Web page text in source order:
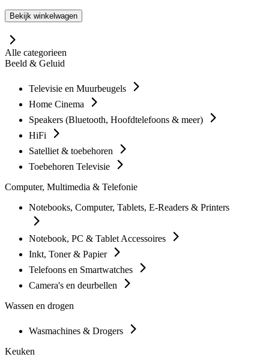
Bekijk winkelwagen
Alle categorieen
Beeld & Geluid
Televisie en Muurbeugels
Home Cinema
Speakers (Bluetooth, Hoofdtelefoons & meer)
HiFi
Satelliet & toebehoren
Toebehoren Televisie
Computer, Multimedia & Telefonie
Notebooks, Computer, Tablets, E-Readers & Printers
Notebook, PC & Tablet Accessoires
Inkt, Toner & Papier
Telefoons en Smartwatches
Camera's en deurbellen
Wassen en drogen
Wasmachines & Drogers
Keuken